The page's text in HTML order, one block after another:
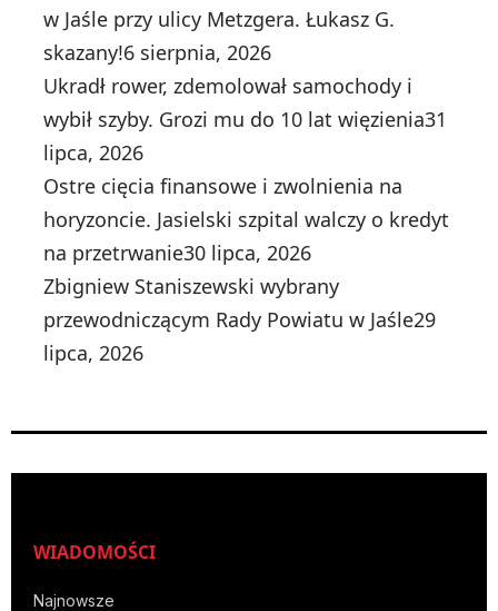
w Jaśle przy ulicy Metzgera. Łukasz G.
skazany!6 sierpnia, 2026
Ukradł rower, zdemolował samochody i
wybił szyby. Grozi mu do 10 lat więzienia31
lipca, 2026
Ostre cięcia finansowe i zwolnienia na
horyzoncie. Jasielski szpital walczy o kredyt
na przetrwanie30 lipca, 2026
Zbigniew Staniszewski wybrany
przewodniczącym Rady Powiatu w Jaśle29
lipca, 2026
WIADOMOŚCI
Najnowsze